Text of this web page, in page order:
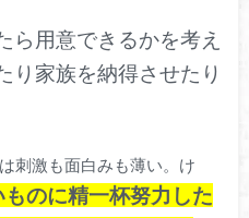
ら用意できるかを考え
り家族を納得させたり
刺激も面白みも薄い。け
のに精一杯努力した